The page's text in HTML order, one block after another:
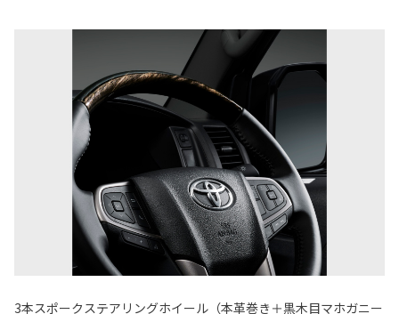
3本スポークステアリングホイール（本革巻き＋黒木目マホガニー